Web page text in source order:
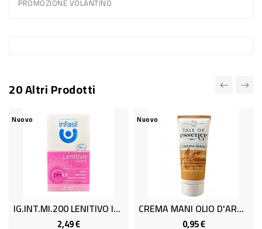
TESSUTI
DETERGENTI
SUPERFICI
ACCESSORI
CURA
PROMOZIONE VOLANTINO
20 Altri Prodotti
Nuovo
IG.INT.ml.200 LENITIVO INFASIL
2,49 €Prezzo
Nuovo
CREMA MANI OLIO D'ARGAN ML 100
0,95 €Prezzo